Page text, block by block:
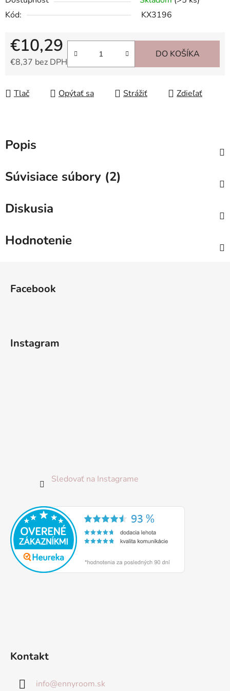
Kód:
KX3196
€10,29
€8,37 bez DPH
DO KOŠÍKA
Tlač Opýtať sa Strážiť Zdieľať
Popis
Súvisiace súbory (2)
Diskusia
Hodnotenie
Facebook
Instagram
Sledovať na Instagrame
Kontakt
info@ennyroom.sk